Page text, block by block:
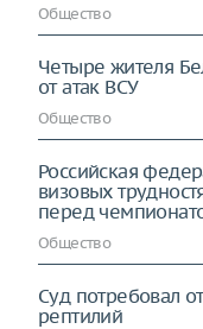
Общество
Четыре жителя
от атак ВСУ
Общество
Российская
визовых
перед
Общество
Суд потребовал
рептилий